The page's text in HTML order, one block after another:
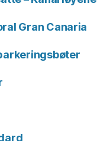
Gran Canaria